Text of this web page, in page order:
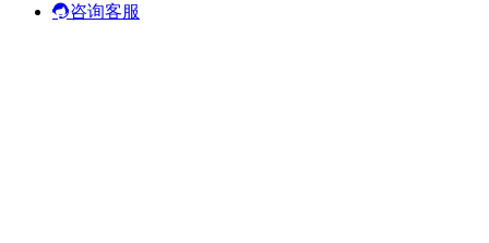
咨询客服